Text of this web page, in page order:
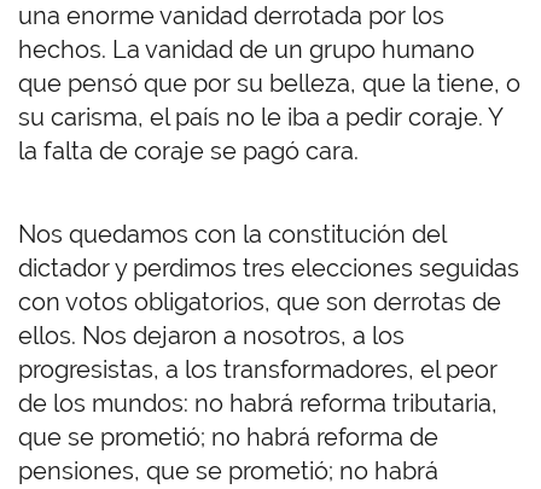
una enorme vanidad derrotada por los
hechos. La vanidad de un grupo humano
que pensó que por su belleza, que la tiene, o
su carisma, el país no le iba a pedir coraje. Y
la falta de coraje se pagó cara.
Nos quedamos con la constitución del
dictador y perdimos tres elecciones seguidas
con votos obligatorios, que son derrotas de
ellos. Nos dejaron a nosotros, a los
progresistas, a los transformadores, el peor
de los mundos: no habrá reforma tributaria,
que se prometió; no habrá reforma de
pensiones, que se prometió; no habrá